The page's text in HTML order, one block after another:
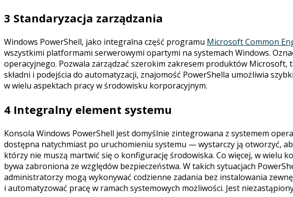
3 Standaryzacja zarządzania
Windows PowerShell, jako integralna część programu Microsoft Common
wszystkimi platformami serwerowymi opartymi na systemach Windows.
operacyjnego. Pozwala zarządzać szerokim zakresem produktów Microsoft,
składni i podejścia do automatyzacji, znajomość PowerShella umożliwia
w wielu aspektach pracy w środowisku korporacyjnym.
4 Integralny element systemu
Konsola Windows PowerShell jest domyślnie zintegrowana z systemem
dostępna natychmiast po uruchomieniu systemu — wystarczy ją otworzyć,
którzy nie muszą martwić się o konfigurację środowiska. Co więcej, w wielu
bywa zabroniona ze względów bezpieczeństwa. W takich sytuacjach
administratorzy mogą wykonywać codzienne zadania bez instalowania
i automatyzować pracę w ramach systemowych możliwości. Jest